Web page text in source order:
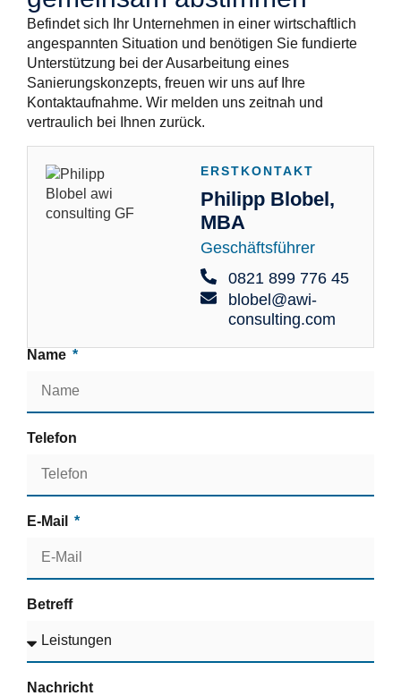
Befindet sich Ihr Unternehmen in einer wirtschaftlich
angespannten Situation und benötigen Sie fundierte
Unterstützung bei der Ausarbeitung eines
Sanierungskonzepts, freuen wir uns auf Ihre
Kontaktaufnahme. Wir melden uns zeitnah und
vertraulich bei Ihnen zurück.
Name
Telefon
E-Mail
Betreff
Nachricht
ERSTKONTAKT
Philipp Blobel,
MBA
Geschäftsführer
0821 899 776 45
blobel@awi-
consulting.com